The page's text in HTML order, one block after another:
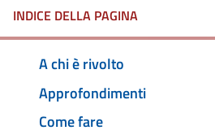
INDICE DELLA PAGINA
A chi è rivolto
Approfondimenti
Come fare